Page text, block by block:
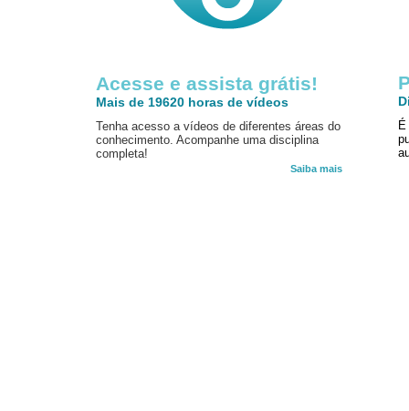
Acesse e assista grátis!
Mais de 19620 horas de vídeos
Tenha acesso a vídeos de diferentes áreas do
conhecimento. Acompanhe uma disciplina
completa!
Saiba mais